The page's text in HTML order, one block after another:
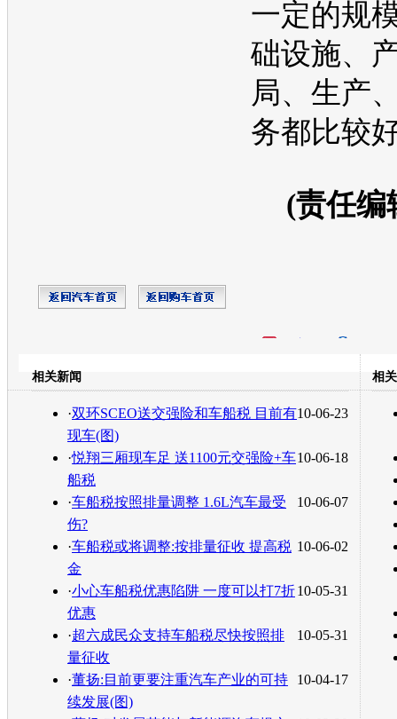
一定的规
础设施、
局、生产
务都比较
(责任编
转发至：
相关新闻
10-06-23
·双环SCEO送交强险和车船税 目前有
现车(图)
10-06-18
·悦翔三厢现车足 送1100元交强险+车
船税
10-06-07
·车船税按照排量调整 1.6L汽车最受
伤?
10-06-02
·车船税或将调整:按排量征收 提高税
金
10-05-31
·小心车船税优惠陷阱 一度可以打7折
优惠
10-05-31
·超六成民众支持车船税尽快按照排
量征收
10-04-17
·董扬:目前更要注重汽车产业的可持
续发展(图)
相